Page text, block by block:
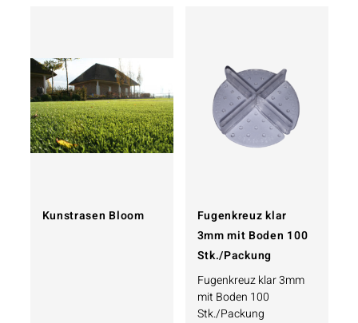
Kunstrasen Bloom
Fugenkreuz klar
3mm mit Boden 100
Stk./Packung
Fugenkreuz klar 3mm
mit Boden 100
Stk./Packung